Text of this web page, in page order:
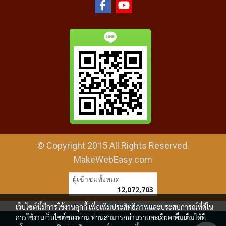
© Copyright 2015 All Rights Reserved.
MakeWebEasy.com
ผู้เข้าชมทั้งหมด
12,072,703
Powered byMakeWebEasy.com
เว็บไซต์นี้มีการใช้งานคุกกี้ เพื่อเพิ่มประสิทธิภาพและประสบการณ์ที่ดีใน
การใช้งานเว็บไซต์ของท่าน ท่านสามารถอ่านรายละเอียดเพิ่มเติมได้ที่